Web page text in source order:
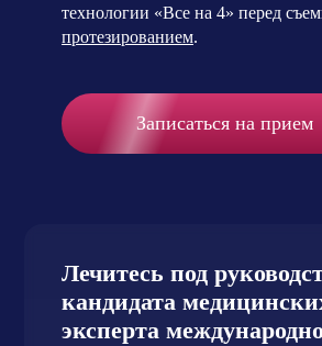
технологии «Все на 4» перед
протезированием.
Записаться на прием
Лечитесь под
кандидата
эксперта